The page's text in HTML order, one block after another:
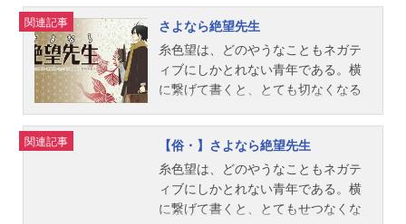
関連記事
さよなら絶望先生
糸色望は、どのやうなこともネガテ
ィブにしかとれない青年である。横
に繋げて書くと、とても切なくなる
とに「絶望した」と死にたがり、で
も本当には死ねないような、困つた
人間だ。そんな彼が、風浦可符香た
ちの通ふ学校の、二のへ組に、担任
教師として赴任することとなつた。
関連記事
【俗・】さよなら絶望先生
糸色望は、どのやうなこともネガテ
ィブにしかとれない青年である。横
に繋げて書くと、とてもせつなくな